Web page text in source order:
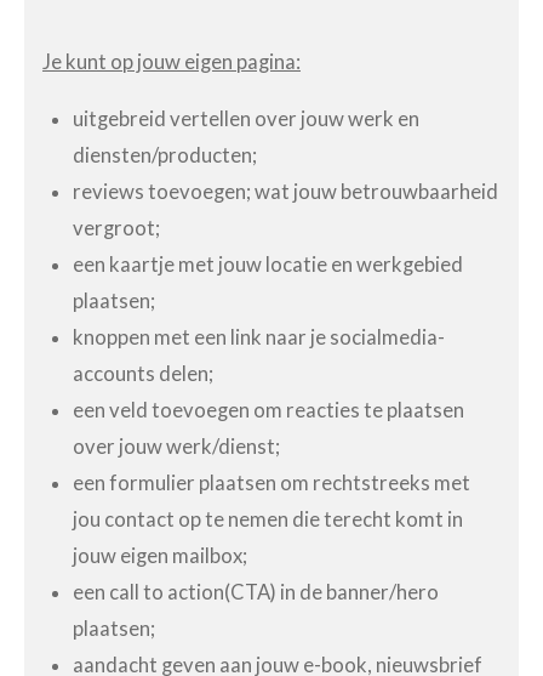
Je kunt op jouw eigen pagina:
uitgebreid vertellen over jouw werk en
diensten/producten;
reviews toevoegen; wat jouw betrouwbaarheid
vergroot;
een kaartje met jouw locatie en werkgebied
plaatsen;
knoppen met een link naar je socialmedia-
accounts delen;
een veld toevoegen om reacties te plaatsen
over jouw werk/dienst;
een formulier plaatsen om rechtstreeks met
jou contact op te nemen die terecht komt in
jouw eigen mailbox;
een call to action(CTA) in de banner/hero
plaatsen;
aandacht geven aan jouw e-book, nieuwsbrief